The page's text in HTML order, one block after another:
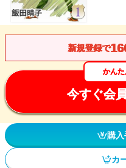
新規登録で
かんた
今すぐ会
購
カ